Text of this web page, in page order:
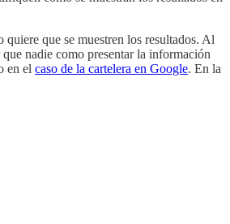
que se muestren los resultados. Al
nadie como presentar la información
en el caso de la cartelera en Google. En la